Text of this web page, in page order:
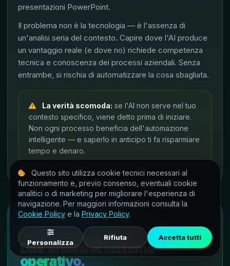
presentazioni PowerPoint.
Il problema non è la tecnologia — è l'assenza di
un'analisi seria del contesto. Capire dove l'AI produce
un vantaggio reale (e dove no) richiede competenza
tecnica e conoscenza dei processi aziendali. Senza
entrambe, si rischia di automatizzare la cosa sbagliata.
La verità scomoda: se l'AI non serve nel tuo
contesto specifico, viene detto prima di iniziare.
Non ogni processo beneficia dell'automazione
intelligente — e saperlo in anticipo ti fa risparmiare
tempo e denaro.
Dall'analisi al sistema
operativo.
Questo sito utilizza cookie tecnici necessari al
funzionamento e, previo consenso, eventuali cookie
analitici o di marketing per migliorare l'esperienza di
navigazione. Per maggiori informazioni consulta la
Cookie Policy e la Privacy Policy.
Personalizza
Rifiuta Accetta tutti